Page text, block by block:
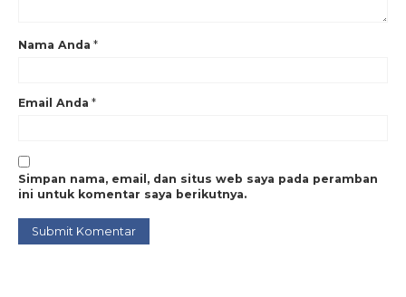
Nama Anda *
Email Anda *
Simpan nama, email, dan situs web saya pada peramban
ini untuk komentar saya berikutnya.